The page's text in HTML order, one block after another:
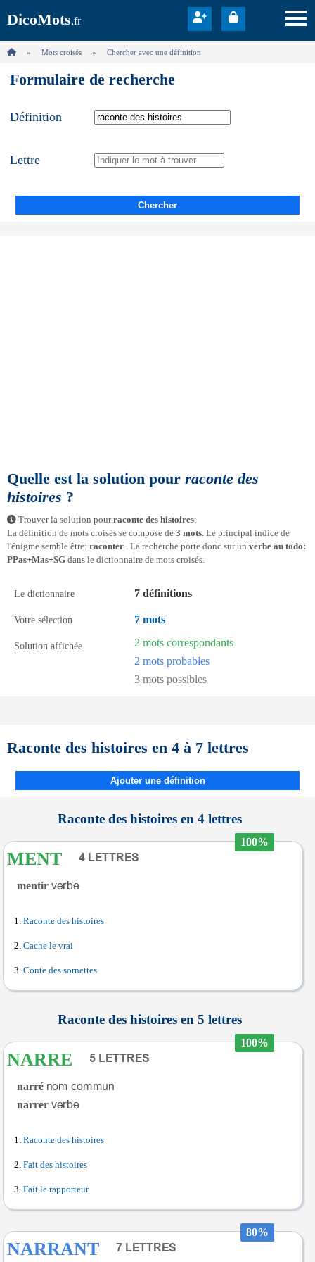
DicoMots.fr
Mots croisés Chercher avec une définition
Formulaire de recherche
Définition
Lettre
Chercher
Quelle est la solution pour raconte des
histoires ?
Trouver la solution pourraconte des histoires:
La définition de mots croisés se compose de 3 mots. Le principal indice de
l'énigme semble être: raconter . La recherche porte donc sur un verbe au todo:
PPas+Mas+SG dans le dictionnaire de mots croisés.
Le dictionnaire 7 définitions
Votre sélection 7 mots
Solution affichée
2 mots correspondants
2 mots probables
3 mots possibles
Raconte des histoires en 4 à 7 lettres
Ajouter une définition
Raconte des histoires en 4 lettres
100%
MENT
mentir
Raconte des histoires
Cache le vrai
Conte des sornettes
Raconte des histoires en 5 lettres
100%
NARRE
narré
narrer
Raconte des histoires
Fait des histoires
Fait le rapporteur
80%
NARRANT